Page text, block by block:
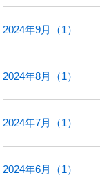
2024年9月（1）
2024年8月（1）
2024年7月（1）
2024年6月（1）